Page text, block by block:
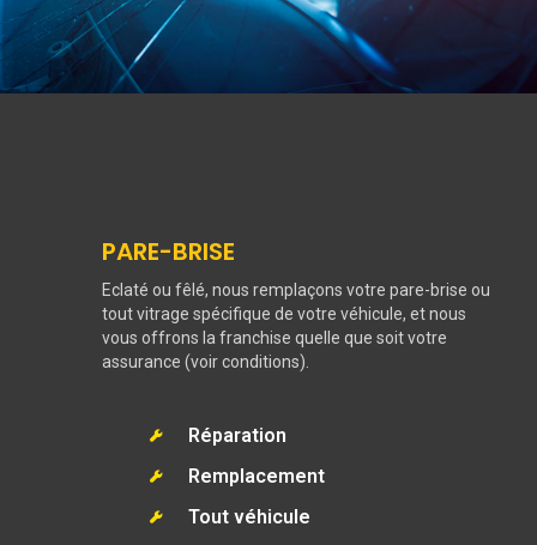
PARE-BRISE
Eclaté ou fêlé, nous remplaçons votre pare-brise ou
tout vitrage spécifique de votre véhicule, et nous
vous offrons la franchise quelle que soit votre
assurance (voir conditions).
Réparation
Remplacement
Tout véhicule